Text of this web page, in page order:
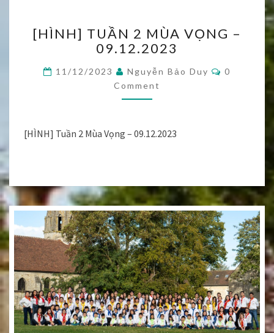
TUẦN
2
VỌNG
–
09.12.2023
[HÌNH] TUẦN 2 MÙA VỌNG –
09.12.2023
11/12/2023 Nguyễn Bảo Duy Comments
0
Comment
[HÌNH] Tuần 2 Mùa Vọng – 09.12.2023